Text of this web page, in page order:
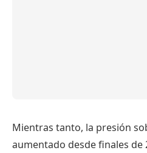
Mientras tanto, la presión
aumentado desde finales de